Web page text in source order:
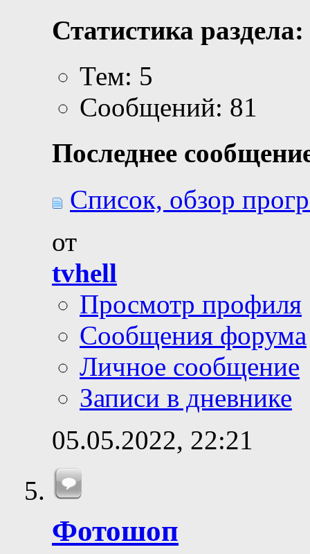
Статистика раздела:
Тем: 5
Сообщений: 81
Последнее
Список, обзор
от
tvhell
Просмотр профиля
Сообщения форума
Личное сообщение
Записи в дневнике
05.05.2022, 22:21
Фотошоп